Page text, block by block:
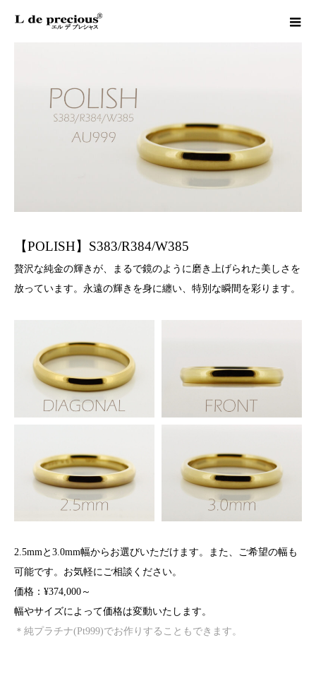
【POLISH】S383/R384/W385
贅沢な純金の輝きが、まるで鏡のように磨き上げられた美しさを
放っています。永遠の輝きを身に纏い、特別な瞬間を彩ります。
2.5mmと3.0mm幅からお選びいただけます。また、ご希望の幅も
可能です。お気軽にご相談ください。
価格：¥374,000～
幅やサイズによって価格は変動いたします。
＊純プラチナ(Pt999)でお作りすることもできます。